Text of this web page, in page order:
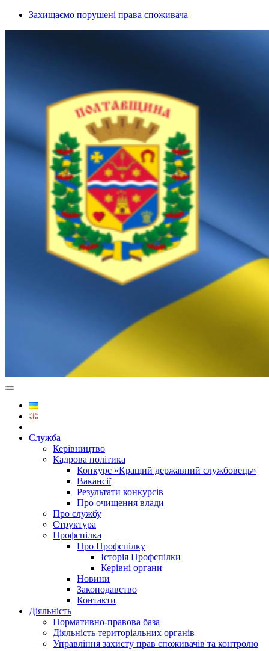
Захищаємо порушені права споживача
Служба
Керівництво
Кадрова політика
Конкурс «Кращий державний службовець»
Вакансії
Результати конкурсів
Про очищення влади
Про службу
Структура
Профспілка
Про Профспілку
Історія Профспілки
Керівні органи
Новини
Законодавство
Контакти
Діяльність
Нормативно-правова база
Діяльність територіальних органів
Управління захисту прав споживачів та контролю